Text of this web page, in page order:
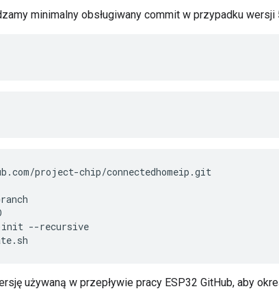
minimalny obsługiwany commit w przypadku
project-chip/connectedhomeip.git
init --recursive
używaną w przepływie pracy ESP32 GitHub, aby